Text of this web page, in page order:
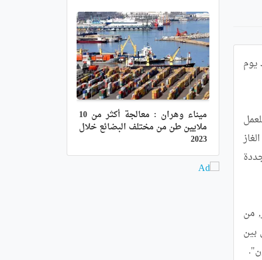
على تعزيز علاقتهما في مجال الطاقة, من خلال استمرار التبادلات والتشاورات في إطار أفواج عمل للخبراء, بخصوص الغاز
ميناء وهران : معالجة أكثر من 10
ملايين طن من مختلف البضائع خلال
2023